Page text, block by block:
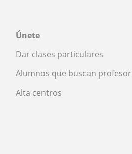
Únete
Dar clases particulares
Alumnos que buscan profesor
Alta centros